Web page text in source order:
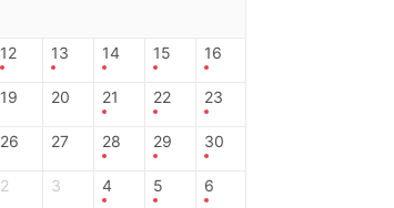
12 13 14 15 16
19 20 21 22 23
26 27 28 29 30
2 3 4 5 6